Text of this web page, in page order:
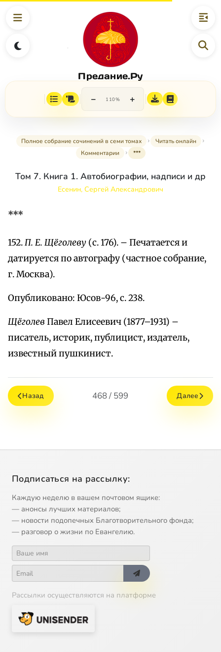
Предание.Ру
− 110% +
Полное собрание сочинений в семи томах
Читать онлайн
Комментарии
***
Том 7. Книга 1. Автобиографии, надписи и др
Есенин, Сергей Александрович
***
152.П. Е. Щёголеву (с. 176). – Печатается и
датируется по автографу (частное собрание,
г. Москва).
Опубликовано: Юсов-96, с. 238.
Щёголев Павел Елисеевич (1877–1931) –
писатель, историк, публицист, издатель,
известный пушкинист.
Назад 468 / 599 Далее
Подписаться на рассылку:
Каждую неделю в вашем почтовом ящике:
— анонсы лучших материалов;
— новости подопечных Благотворительного фонда;
— разговор о жизни по Евангелию.
Рассылки осуществляются на платформе